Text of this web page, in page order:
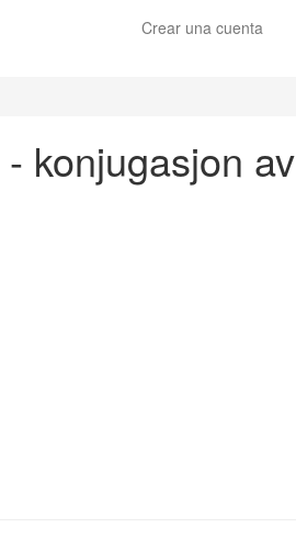
Crear una cuenta
konjugasjon av